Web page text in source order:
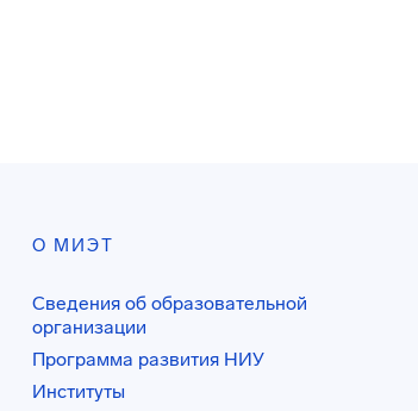
О МИЭТ
Сведения об образовательной
организации
Программа развития НИУ
Институты